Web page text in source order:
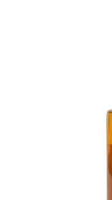
Bildergalerie